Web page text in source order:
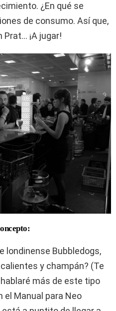
¿En qué se
de consumo. Así que,
Prat… ¡A jugar!
londinense Bubbledogs,
y champán? (Te
más de este tipo
Manual para Neo